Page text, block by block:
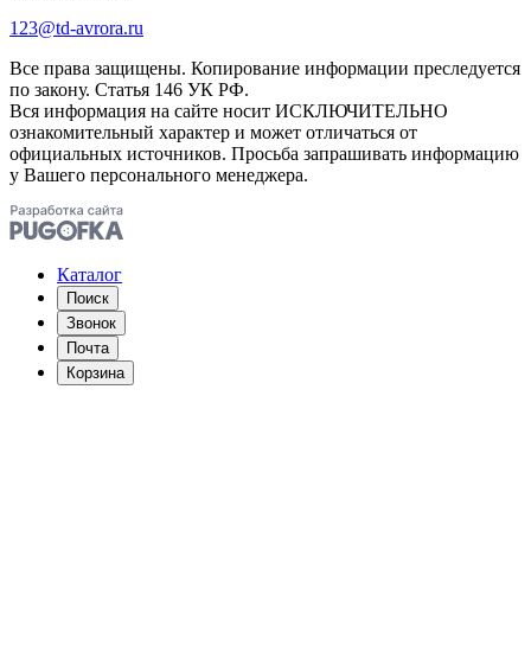
123@td-avrora.ru
Все права защищены. Копирование информации преследуется
по закону. Статья 146 УК РФ.
Вся информация на сайте носит ИСКЛЮЧИТЕЛЬНО
ознакомительный характер и может отличаться от
официальных источников. Просьба запрашивать информацию
у Вашего персонального менеджера.
Каталог
Поиск
Звонок
Почта
Корзина